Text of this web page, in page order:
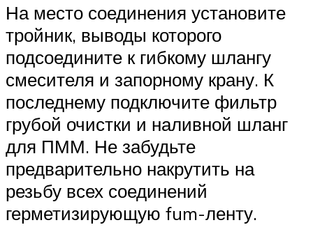
На место соединения установите
тройник, выводы которого
подсоедините к гибкому шлангу
смесителя и запорному крану. К
последнему подключите фильтр
грубой очистки и наливной шланг
для ПММ. Не забудьте
предварительно накрутить на
резьбу всех соединений
герметизирующую fum-ленту.